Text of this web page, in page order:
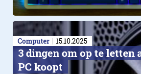
Computer 15.10.2025
3 dingen om op te letten
PC koopt